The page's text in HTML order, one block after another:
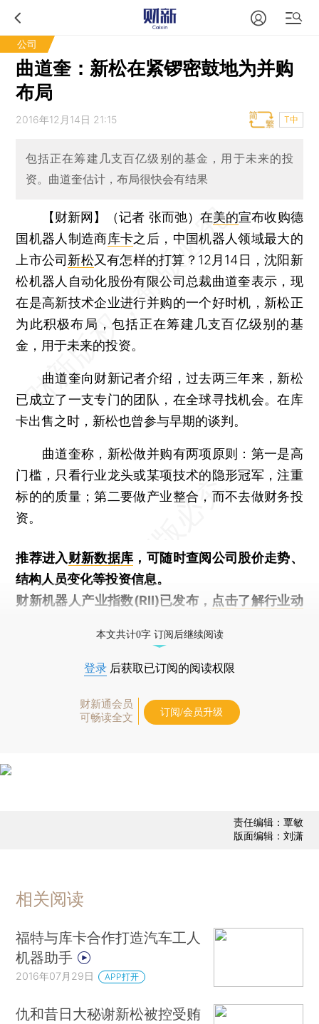
公司
曲道奎：新松在紧锣密鼓地为并购
布局
2016年12月14日 21:15 T中
包括正在筹建几支百亿级别的基金，用于未来的投
资。曲道奎估计，布局很快会有结果
【财新网】（记者 张而弛） 在美的宣布收购德
国机器人制造商库卡之后，中国机器人领域最大的
上市公司 新松又有怎样的打算？12月14日，沈阳新
松机器人自动化股份有限公司总裁曲道奎表示，现
在是高新技术企业进行并购的一个好时机，新松正
为此积极布局，包括正在筹建几支百亿级别的基
金，用于未来的投资。
曲道奎向财新记者介绍，过去两三年来，新松
已成立了一支专门的团队，在全球寻找机会。在库
卡出售之时，新松也曾参与早期的谈判。
曲道奎称，新松做并购有两项原则：第一是高
门槛，只看行业龙头或某项技术的隐形冠军，注重
标的的质量；第二要做产业整合，而不去做财务投
资。
推荐进入财新数据库 ，可随时查阅公司股价走势、
结构人员变化等投资信息。
财新机器人产业指数(RII)已发布， 点击了解行业动
本文共计0字 订阅后继续阅读
登录 后获取已订阅的阅读权限
财新通会员
可畅读全文
订阅/会员升级
责任编辑：覃敏
版面编辑：刘潇
相关阅读
福特与库卡合作打造汽车工人
机器助手
2016年07月29日 APP打开
仇和昔日大秘谢新松被控受贿